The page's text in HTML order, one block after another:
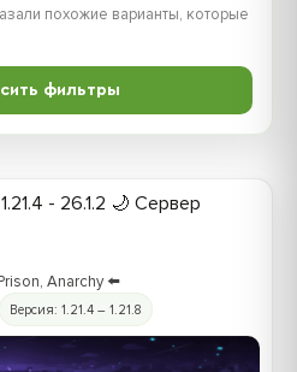
похожие варианты, которые
фильтры
- 26.1.2 🌙 Сервер
Anarchy ⬅️
Версия: 1.21.4 – 1.21.8